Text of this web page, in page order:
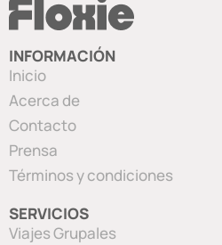
INFORMACIÓN
Inicio
Acerca de
Contacto
Prensa
Términos y condiciones
SERVICIOS
Viajes Grupales